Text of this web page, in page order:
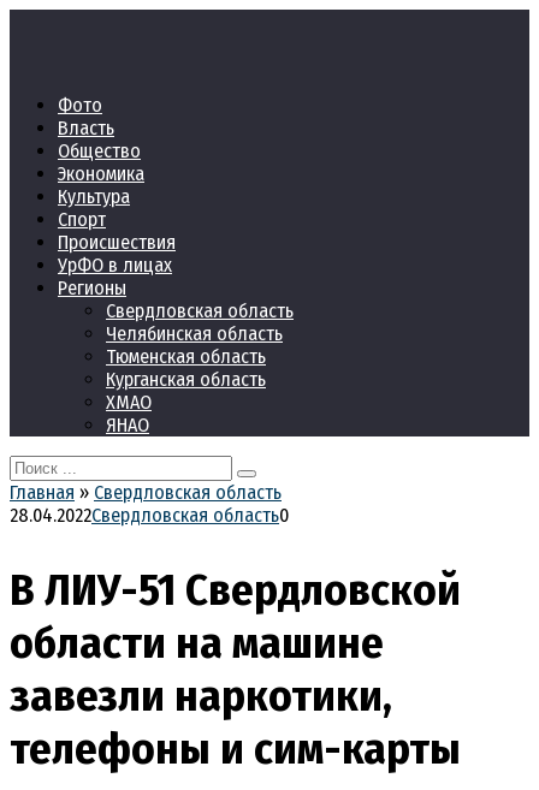
Фото
Власть
Общество
Экономика
Культура
Спорт
Происшествия
УрФО в лицах
Регионы
Свердловская область
Челябинская область
Тюменская область
Курганская область
ХМАО
ЯНАО
Search
for:
Главная » Свердловская область
28.04.2022Свердловская область0
В ЛИУ-51 Свердловской
области на машине
завезли наркотики,
телефоны и сим-карты